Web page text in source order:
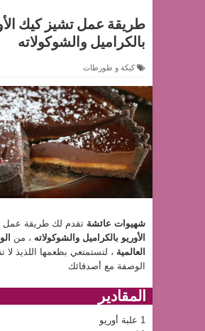
طريقة عمل تشيز كيك
بالكراميل والشوكولاته
كيكة و طورطات
شهيوات عائشة تقدم لك طريقة عمل
الأوريو بالكراميل والشوكولاته ، من
العالمية ، لتستمتعي بطعمها اللذيذ
الوصفة مع أصدقائك
المقادير
1 علبة أوريو